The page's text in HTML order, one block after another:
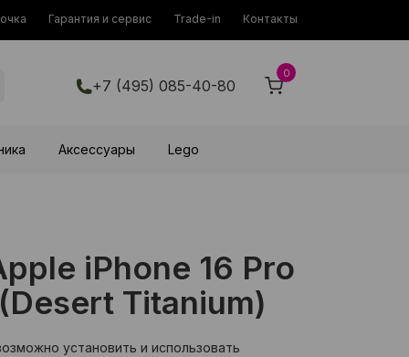
Гарантия и сервис Trade-in Контакты
+7 (495) 085-40-80
0
Аксессуары Lego
iPhone 16 Pro
Titanium)
установить и использовать